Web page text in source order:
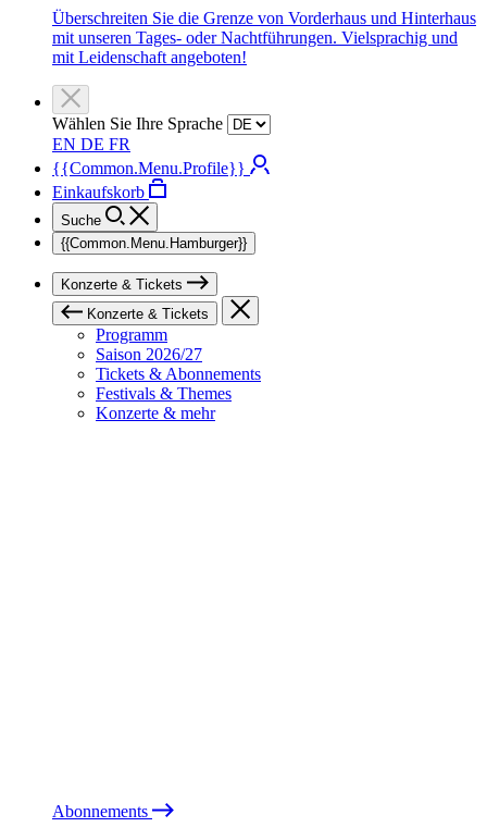
Überschreiten Sie die Grenze von Vorderhaus und Hinterhaus
mit unseren Tages- oder Nachtführungen. Vielsprachig und
mit Leidenschaft angeboten!
Wählen Sie Ihre Sprache
EN DE FR
{{Common.Menu.Profile}}
Einkaufskorb
Suche
{{Common.Menu.Hamburger}}
Konzerte & Tickets
Konzerte & Tickets
Programm
Saison 2026/27
Tickets & Abonnements
Festivals & Themes
Konzerte & mehr
Abonnements